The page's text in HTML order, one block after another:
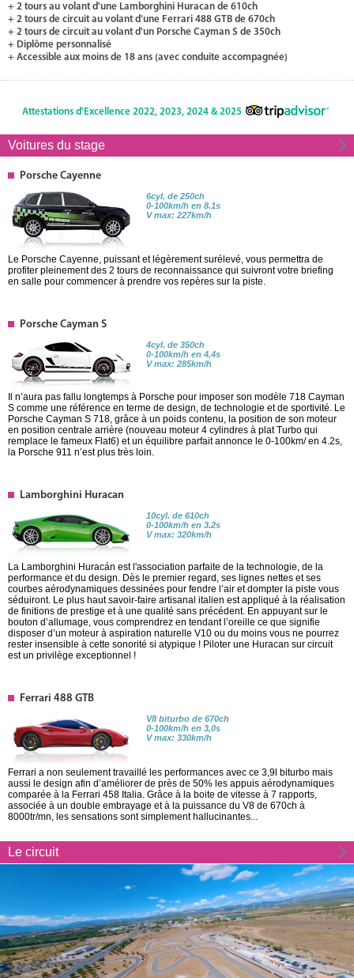
+ 2 tours au volant d'une Lamborghini Huracan de 610ch
+ 2 tours de circuit au volant d'une Ferrari 488 GTB de 670ch
+ 2 tours de circuit au volant d'un Porsche Cayman S de 350ch
+ Diplôme personnalisé
+ Accessible aux moins de 18 ans (avec conduite accompagnée)
Attestations d'Excellence 2022, 2023, 2024 & 2025
Voitures du stage
Porsche Cayenne
6cyl. de 250ch
0-100km/h en 8.1s
V max: 227km/h
Le Porsche Cayenne, puissant et légèrement surélevé, vous permettra de
profiter pleinement des 2 tours de reconnaissance qui suivront votre briefing
en salle pour commencer à prendre vos repères sur la piste.
Porsche Cayman S
4cyl. de 350ch
0-100km/h en 4,4s
V max: 285km/h
Il n’aura pas fallu longtemps à Porsche pour imposer son modèle 718 Cayman
S comme une référence en terme de design, de technologie et de sportivité. Le
Porsche Cayman S 718, grâce à un poids contenu, la position de son moteur
en position centrale arrière (nouveau moteur 4 cylindres à plat Turbo qui
remplace le fameux Flat6) et un équilibre parfait annonce le 0-100km/ en 4.2s,
la Porsche 911 n’est plus très loin.
Lamborghini Huracan
10cyl. de 610ch
0-100km/h en 3.2s
V max: 320km/h
La Lamborghini Huracán est l'association parfaite de la technologie, de la
performance et du design. Dès le premier regard, ses lignes nettes et ses
courbes aérodynamiques dessinées pour fendre l’air et dompter la piste vous
séduiront. Le plus haut savoir-faire artisanal italien est appliqué à la réalisation
de finitions de prestige et à une qualité sans précédent. En appuyant sur le
bouton d’allumage, vous comprendrez en tendant l’oreille ce que signifie
disposer d’un moteur à aspiration naturelle V10 ou du moins vous ne pourrez
rester insensible à cette sonorité si atypique ! Piloter une Huracan sur circuit
est un privilège exceptionnel !
Ferrari 488 GTB
V8 biturbo de 670ch
0-100km/h en 3,0s
V max: 330km/h
Ferrari a non seulement travaillé les performances avec ce 3,9l biturbo mais
aussi le design afin d’améliorer de près de 50% les appuis aérodynamiques
comparée à la Ferrari 458 Italia. Grâce à la boite de vitesse à 7 rapports,
associée à un double embrayage et à la puissance du V8 de 670ch à
8000tr/mn, les sensations sont simplement hallucinantes...
Le circuit